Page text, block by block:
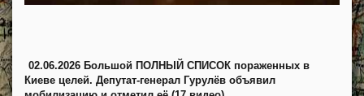
02.06.2026 Большой ПОЛНЫЙ СПИСОК пораженных в
Киеве целей. Депутат-генерал Гурулёв объявил